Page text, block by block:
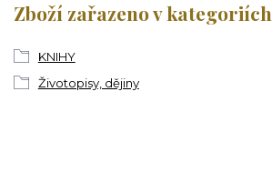
Zboží zařazeno v kategoriích
KNIHY
Životopisy, dějiny